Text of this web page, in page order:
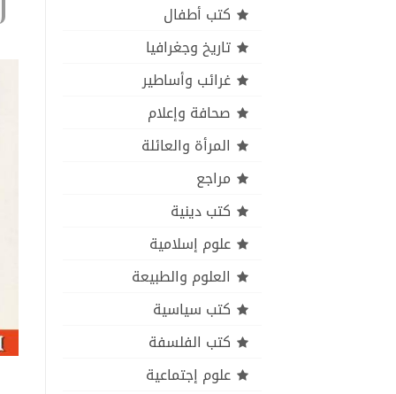
كتب أطفال
تاريخ وجغرافيا
غرائب وأساطير
صحافة وإعلام
المرأة والعائلة
مراجع
كتب دينية
علوم إسلامية
العلوم والطبيعة
كتب سياسية
كتب الفلسفة
علوم إجتماعية